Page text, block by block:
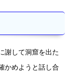
謝して洞窟を出た
かめようと話し合